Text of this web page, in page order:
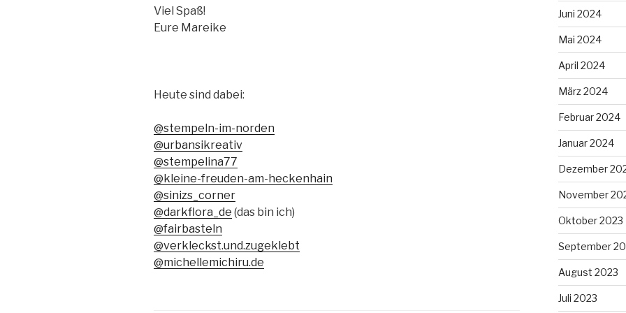
Viel Spaß!
Eure Mareike
Heute sind dabei:
@stempeln-im-norden
@urbansikreativ
@stempelina77
@kleine-freuden-am-heckenhain
@sinizs_corner
@darkflora_de (das bin ich)
@fairbasteln
@verkleckst.und.zugeklebt
@michellemichiru.de
Juni 2024
Mai 2024
April 2024
März 2024
Februar 2024
Januar 2024
Dezember
November
Oktober 2023
September
August 2023
Juli 2023